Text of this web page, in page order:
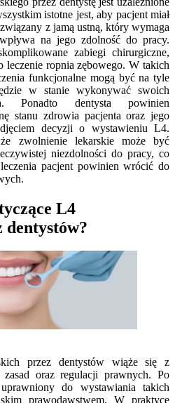
istotne jest, aby pacjent miał
z jamą ustną, który wymaga
na jego zdolność do pracy.
zabiegi chirurgiczne,
leczenie ropnia zębowego. W takich
funkcjonalne mogą być na tyle
w stanie wykonywać swoich
Ponadto dentysta powinien
stanu zdrowia pacjenta oraz jego
decyzji o wystawieniu L4.
zwolnienie lekarskie może być
niezdolności do pracy, co
pacjent powinien wrócić do
L4
dentystów?
przez dentystów wiąże się z
zasad oraz regulacji prawnych. Po
do wystawiania takich
prawodawstwem. W praktyce